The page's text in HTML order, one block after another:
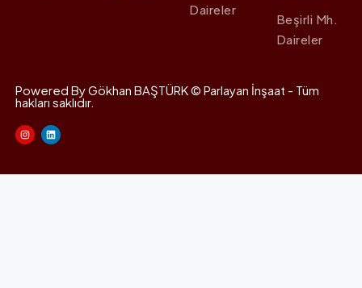
Daireler
Beşirli Mh.
Daireler
Powered By Gökhan BAŞTÜRK © Parlayan İnşaat - Tüm
hakları saklıdır.